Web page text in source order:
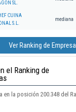
SL.
CUINA
S.L.
mediana
Ver Ranking de
el Ranking de
en la posición 200.348 del